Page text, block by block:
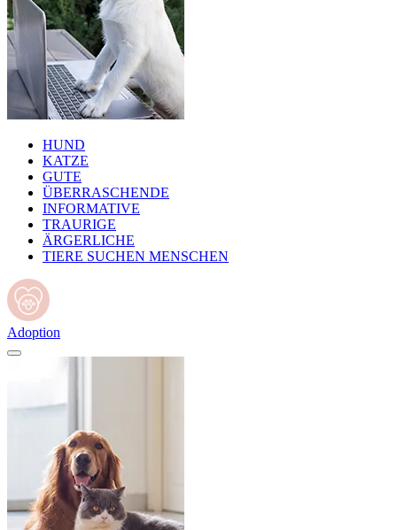
HUND
KATZE
GUTE
ÜBERRASCHENDE
INFORMATIVE
TRAURIGE
ÄRGERLICHE
TIERE SUCHEN MENSCHEN
Adoption